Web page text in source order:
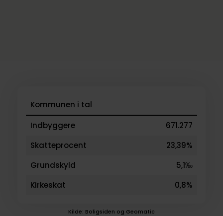
Kommunen i tal
Indbyggere
671.277
Skatteprocent
23,39%
Grundskyld
5,1‰
Kirkeskat
0,8%
Kilde: Boligsiden og Geomatic